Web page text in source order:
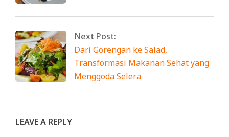
Next Post:
Dari Gorengan ke Salad,
Transformasi Makanan Sehat yang
Menggoda Selera
LEAVE A REPLY